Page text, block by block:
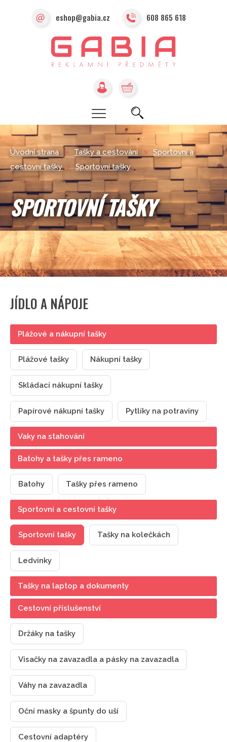
eshop@gabia.cz 608 865 618
Úvodní strana > Tašky a cestování >
Sportovní a
cestovní tašky > Sportovní tašky
SPORTOVNÍ TAŠKY
JÍDLO A NÁPOJE
Plážové a nákupní tašky
Plážové tašky Nákupní tašky
Skládací nákupní tašky
Papírové nákupní tašky Pytlíky na potraviny
Vaky na stahování
Batohy a tašky přes rameno
Batohy Tašky přes rameno
Sportovní a cestovní tašky
Sportovní tašky Tašky na kolečkách
Ledvinky
Tašky na laptop a dokumenty
Cestovní příslušenství
Držáky na tašky
Visačky na zavazadla a pásky na zavazadla
Váhy na zavazadla
Oční masky a špunty do uší
Cestovní adaptéry